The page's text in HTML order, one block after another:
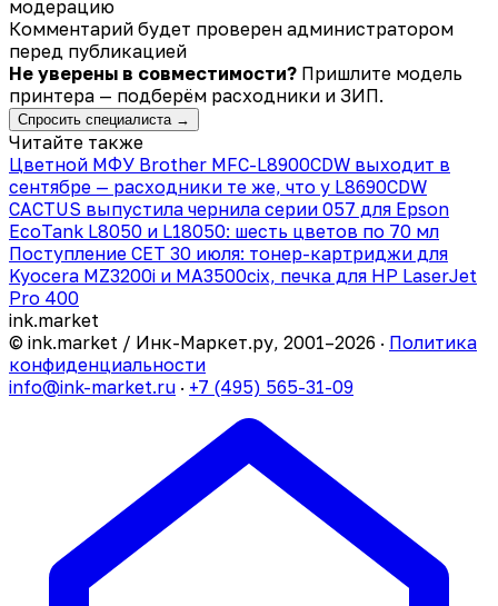
модерацию
Комментарий будет проверен администратором
перед публикацией
Не уверены в совместимости? Пришлите модель
принтера — подберём расходники и ЗИП.
Спросить специалиста →
Читайте также
Цветной МФУ Brother MFC-L8900CDW выходит в
сентябре — расходники те же, что у L8690CDW
CACTUS выпустила чернила серии 057 для Epson
EcoTank L8050 и L18050: шесть цветов по 70 мл
Поступление CET 30 июля: тонер-картриджи для
Kyocera MZ3200i и MA3500cix, печка для HP LaserJet
Pro 400
ink.market
© ink.market / Инк-Маркет.ру, 2001–2026 · Политика
конфиденциальности
info@ink-market.ru · +7 (495) 565-31-09